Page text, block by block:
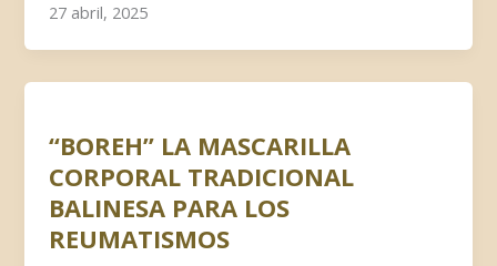
27 abril, 2025
“BOREH” LA MASCARILLA
CORPORAL TRADICIONAL
BALINESA PARA LOS
REUMATISMOS